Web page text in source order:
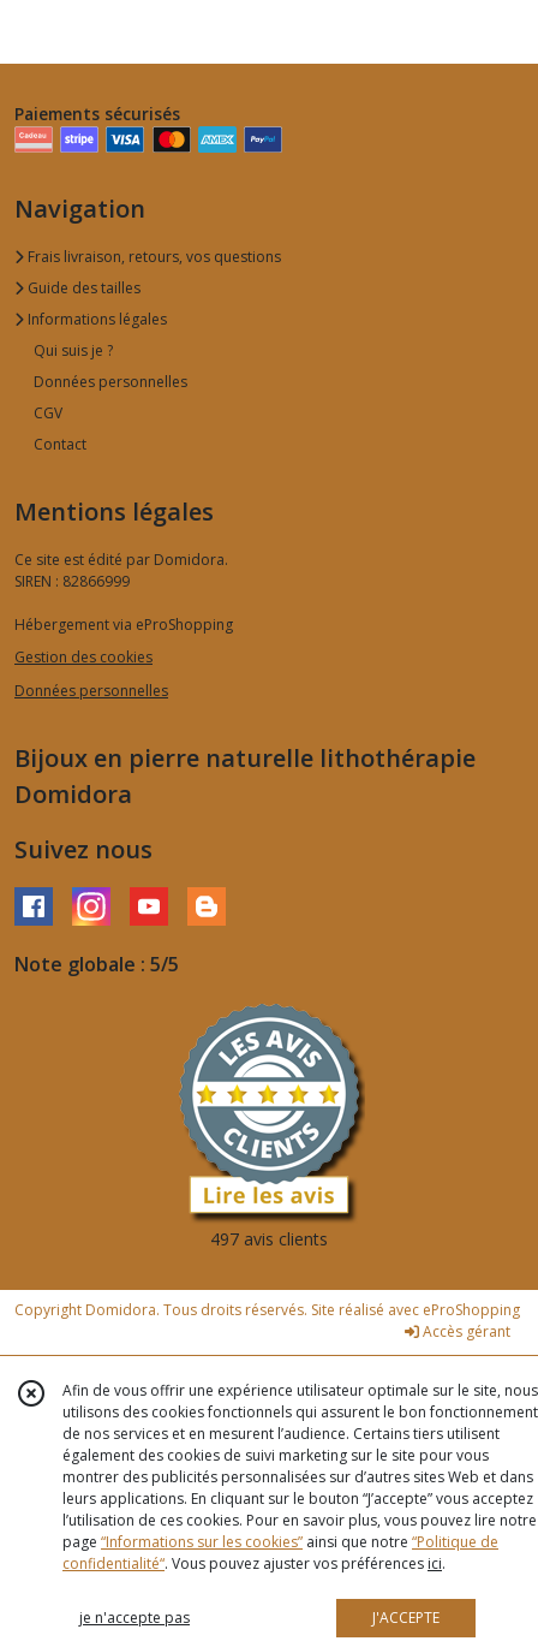
Paiements sécurisés
Navigation
Frais livraison, retours, vos questions
Guide des tailles
Informations légales
Qui suis je ?
Données personnelles
CGV
Contact
Mentions légales
Ce site est édité par Domidora.
SIREN : 82866999
Hébergement via eProShopping
Gestion des cookies
Données personnelles
Bijoux en pierre naturelle lithothérapie
Domidora
Suivez nous
Note globale : 5/5
497 avis clients
Copyright Domidora. Tous droits réservés. Site réalisé avec eProShopping
Accès gérant
Afin de vous offrir une expérience utilisateur optimale sur le site, nous
utilisons des cookies fonctionnels qui assurent le bon fonctionnement
de nos services et en mesurent l’audience. Certains tiers utilisent
également des cookies de suivi marketing sur le site pour vous
montrer des publicités personnalisées sur d’autres sites Web et dans
leurs applications. En cliquant sur le bouton “J’accepte” vous acceptez
l’utilisation de ces cookies. Pour en savoir plus, vous pouvez lire notre
page “Informations sur les cookies” ainsi que notre “Politique de
confidentialité“. Vous pouvez ajuster vos préférences ici.
je n'accepte pas J'ACCEPTE